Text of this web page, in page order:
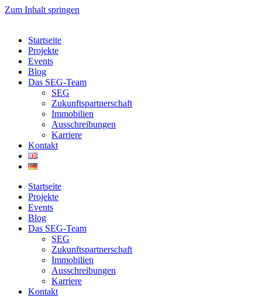
Zum Inhalt springen
Startseite
Projekte
Events
Blog
Das SEG-Team
SEG
Zukunftspartnerschaft
Immobilien
Ausschreibungen
Karriere
Kontakt
Startseite
Projekte
Events
Blog
Das SEG-Team
SEG
Zukunftspartnerschaft
Immobilien
Ausschreibungen
Karriere
Kontakt